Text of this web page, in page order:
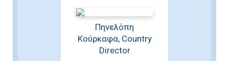
Πηνελόπη
Κούρκαφα, Country
Director